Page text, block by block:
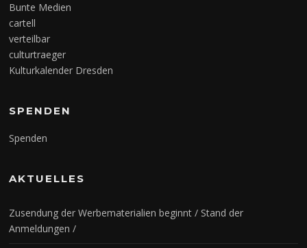
Bunte Medien
cartell
verteilbar
culturtraeger
Kulturkalender Dresden
SPENDEN
Spenden
AKTUELLES
Zusendung der Werbematerialien beginnt / Stand der
Anmeldungen /